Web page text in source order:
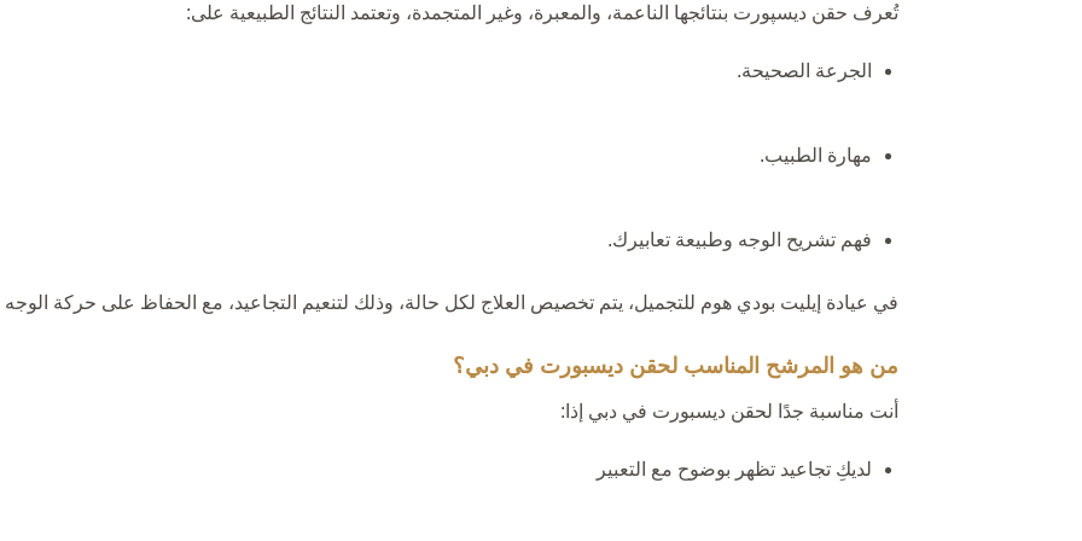
تُعرف حقن ديسپورت بنتائجها الناعمة، والمعبرة، وغير المتجمدة، وتعتمد النتائج الطبيعية على:
الجرعة الصحيحة.
مهارة الطبيب.
فهم تشريح الوجه وطبيعة تعابيرك.
في عيادة إيليت بودي هوم للتجميل، يتم تخصيص العلاج لكل حالة، وذلك لتنعيم التجاعيد، مع الحفاظ على حركة الوجه
من هو المرشح المناسب لحقن ديسبورت في دبي؟
أنت مناسبة جدًا لحقن ديسبورت في دبي إذا:
لديكِ تجاعيد تظهر بوضوح مع التعبير